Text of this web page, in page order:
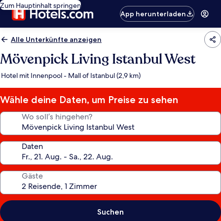
Zum Hauptinhalt springen
App herunterladen
Alle Unterkünfte anzeigen
Mövenpick Living Istanbul West
Hotel mit Innenpool - Mall of Istanbul (2,9 km)
Wähle deine Daten, um Preise zu sehen
Wo soll’s hingehen?
Daten
Gäste
Suchen